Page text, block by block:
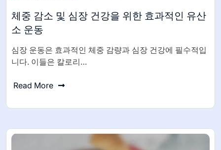
체중 감소 및 심장 건강을 위한 효과적인 유산
소 운동
심장 운동은 효과적인 체중 감량과 심장 건강에 필수적입
니다. 이들은 칼로리…
Read More